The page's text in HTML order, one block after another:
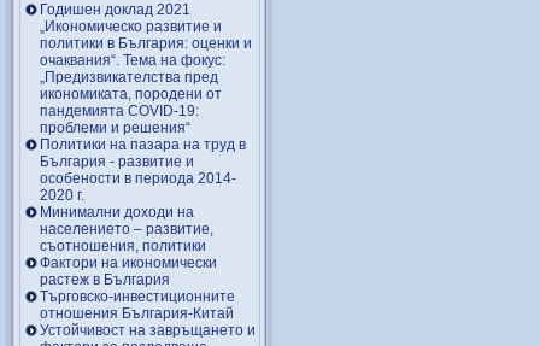
Годишен доклад 2021
„Икономическо развитие и
политики в България: оценки и
очаквания“. Тема на фокус:
„Предизвикателства пред
икономиката, породени от
пандемията COVID-19:
проблеми и решения“
Политики на пазара на труд в
България - развитие и
особености в периода 2014-
2020 г.
Минимални доходи на
населението – развитие,
съотношения, политики
Фактори на икономически
растеж в България
Търговско-инвестиционните
отношения България-Китай
Устойчивост на завръщането и